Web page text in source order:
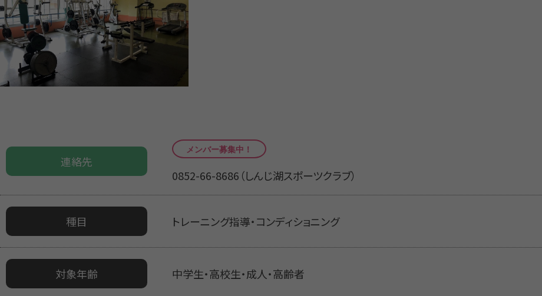
連絡先
0852-66-8686（しんじ湖スポーツクラブ）
種目 トレーニング指導・コンディショニング
対象年齢 中学生・高校生・成人・高齢者